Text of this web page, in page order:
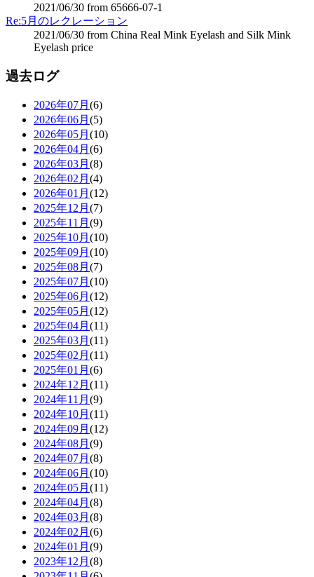
2021/06/30 from 65666-07-1
Re:5月のレクレーション
2021/06/30 from China Real Mink Eyelash and Silk Mink
Eyelash price
過去ログ
2026年07月 (6)
2026年06月 (5)
2026年05月 (10)
2026年04月 (6)
2026年03月 (8)
2026年02月 (4)
2026年01月 (12)
2025年12月 (7)
2025年11月 (9)
2025年10月 (10)
2025年09月 (10)
2025年08月 (7)
2025年07月 (10)
2025年06月 (12)
2025年05月 (12)
2025年04月 (11)
2025年03月 (11)
2025年02月 (11)
2025年01月 (6)
2024年12月 (11)
2024年11月 (9)
2024年10月 (11)
2024年09月 (12)
2024年08月 (9)
2024年07月 (8)
2024年06月 (10)
2024年05月 (11)
2024年04月 (8)
2024年03月 (8)
2024年02月 (6)
2024年01月 (9)
2023年12月 (8)